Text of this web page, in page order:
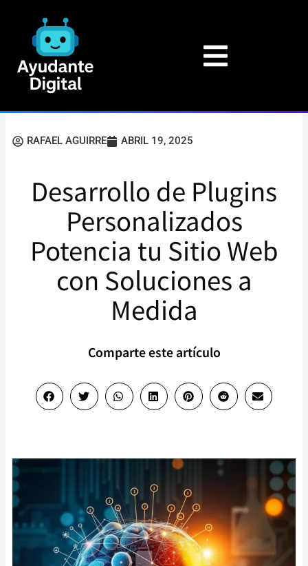
contenido
RAFAEL AGUIRRE ABRIL 19, 2025
Desarrollo de Plugins
Personalizados
Potencia tu Sitio Web
con Soluciones a
Medida
Comparte este artículo